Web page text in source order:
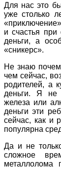
Для нас это
уже столько
и счастья
деньги, а
«сникерс».
Не знаю
чем сейчас,
родителей, а
деньги. Я не
железа или
деньги эти
сейчас, как и
популярна
Да и не
сложное
металлолома